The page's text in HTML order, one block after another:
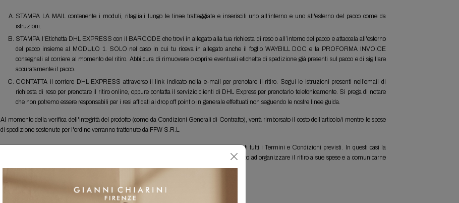
STAMPA LA MAIL contenente i moduli, ritagliali lungo le linee tratteggiate e inseriscili uno all'interno e uno all'esterno del pacco come da
istruzioni.
STAMPA l’Etichetta DHL EXPRESS con il BARCODE che trovi in allegato alla tua richiesta di reso o all’interno del pacco e attaccala all'esterno
del pacco insieme al MODULO 1. SOLO nel caso in cui tu riceva in allegato anche il foglio WAYBILL DOC e la PROFORMA INVOICE
consegnali al corriere al momento del ritiro. Abbi cura di rimuovere o coprire eventuali etichette di spedizione già presenti sul pacco e di sigillare
accuratamente il pacco.
CONTATTA il corriere DHL EXPRESS attraverso il link indicato nella e-mail per prenotare il ritiro. Segui le istruzioni presenti nell’email di
richiesta di reso per prenotare il ritiro online, oppure contatta il servizio clienti di DHL Express per prenotarlo telefonicamente. Si prega di notare
che non potremo essere responsabili per i resi affidati ai drop off point o in generale effettuati non seguendo le nostre linee guida.
Al momento della verifica dell'integrità del prodotto (come da Condizioni Generali di Contratto), verrà rimborsato il costo dell'articolo/i mentre le spese
di spedizione sostenute per l'ordine verranno trattenute da FFW S.R.L.
FFW S.R.L. si riserva il diritto di rifiutare le richieste di reso per i quali non siano stati rispettati tutti i Termini e Condizioni previsti. In questi casi la
merce verrà custodita in magazzino per un massimo di 15 giorni entro i quali il cliente è tenuto ad organizzare il ritiro a sue spese e a comunicarne
tempestivamente i dettagli al nostro customer service.